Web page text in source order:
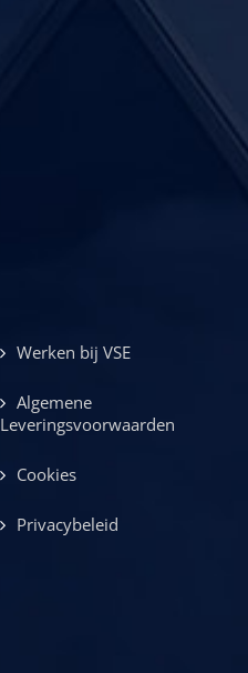
Werken bij VSE
Algemene
Leveringsvoorwaarden
Cookies
Privacybeleid